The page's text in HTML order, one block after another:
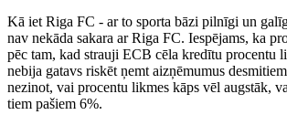
Kā iet Riga FC - ar to sporta bāzi pilnīgi un
nav nekāda sakara ar Riga FC. Iespējams, ka
pēc tam, kad strauji ECB cēla kredītu procentu
nebija gatavs riskēt ņemt aizņēmumus
nezinot, vai procentu likmes kāps vēl augstāk,
tiem pašiem 6%.